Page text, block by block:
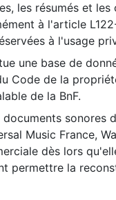
les résumés et
à l'article
à l'usage
une base de
Code de la
de la BnF.
sonores
Music France,
dès lors
permettre la